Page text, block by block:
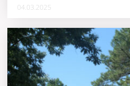
04.03.2025